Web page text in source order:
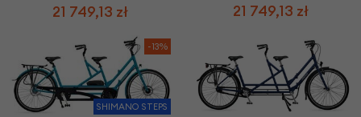
21 749,13 zł 21 749,13 zł
-13%
SHIMANO STEPS